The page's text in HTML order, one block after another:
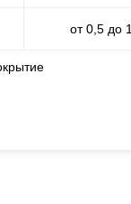
от 0,5 до